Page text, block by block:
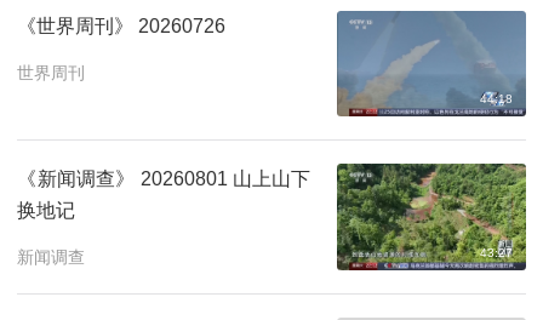
《世界周刊》 20260726
世界周刊
44:18
《新闻调查》 20260801 山上山下
换地记
新闻调查 43:27